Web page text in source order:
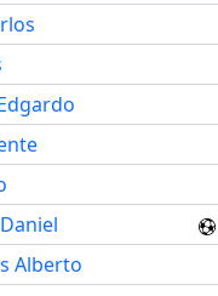
Alberto